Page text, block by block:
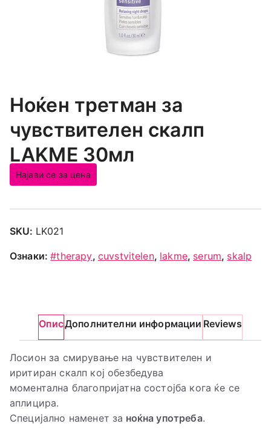
Ноќен третман за
чувствителен скалп
LAKME 30мл
Најави се за цена
SKU: LK021
Ознаки:#therapy, cuvstvitelen, lakme, serum, skalp
ОписДополнителни информации Reviews
Лосион за смирување на чувствителен и
иритиран скалп кој обезбедува
моментална благопријатна состојба кога ќе се
аплицира.
Специјално наменет за ноќна употреба.